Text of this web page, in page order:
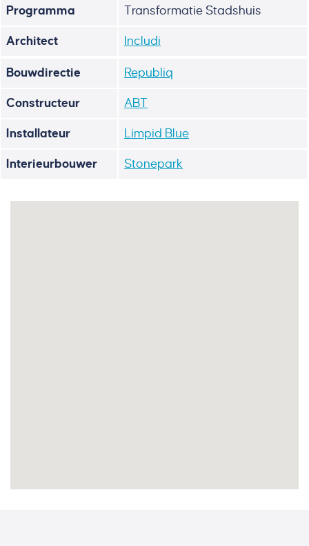
Programma Transformatie Stadshuis
Architect Includi
Bouwdirectie Republiq
Constructeur ABT
Installateur Limpid Blue
Interieurbouwer Stonepark